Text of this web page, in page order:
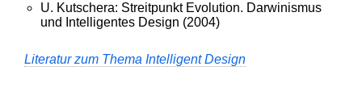
U. Kutschera: Streitpunkt Evolution. Darwinismus
und Intelligentes Design (2004)
Literatur zum Thema Intelligent Design